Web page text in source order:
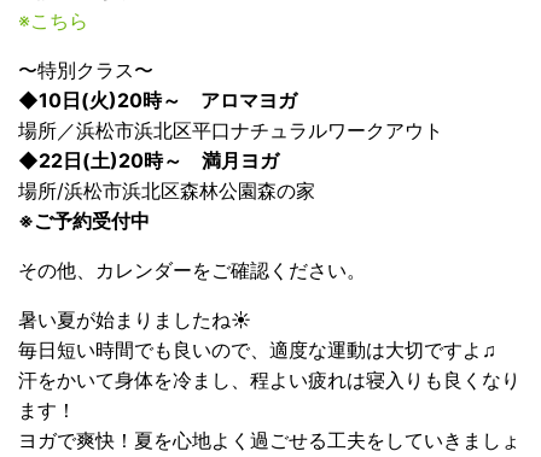
※こちら
〜特別クラス〜
◆10日(火)20時～ アロマヨガ
場所／浜松市浜北区平口ナチュラルワークアウト
◆22日(土)20時～ 満月ヨガ
場所/浜松市浜北区森林公園森の家
※ご予約受付中
その他、カレンダーをご確認ください。
暑い夏が始まりましたね☀︎
毎日短い時間でも良いので、適度な運動は大切ですよ♫
汗をかいて身体を冷まし、程よい疲れは寝入りも良くなり
ます！
ヨガで爽快！夏を心地よく過ごせる工夫をしていきましょ